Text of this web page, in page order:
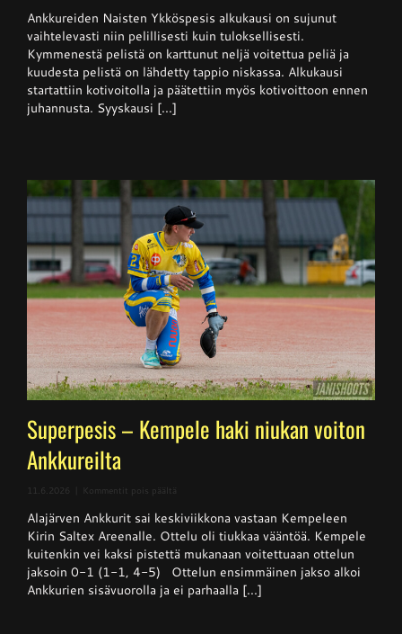
Ykköspesis:
Kangerteleva
kevätkausi
Ankkureiden Naisten Ykköspesis alkukausi on sujunut
vaihtelevasti niin pelillisesti kuin tuloksellisesti.
Kymmenestä pelistä on karttunut neljä voitettua peliä ja
kuudesta pelistä on lähdetty tappio niskassa. Alkukausi
startattiin kotivoitolla ja päätettiin myös kotivoittoon ennen
juhannusta. Syyskausi [...]
Superpesis – Kempele haki niukan voiton
Ankkureilta
11.6.2026 Kommentit pois päältä
–
Kempele
haki
niukan
voiton
Ankkureilta
Alajärven Ankkurit sai keskiviikkona vastaan Kempeleen
Kirin Saltex Areenalle. Ottelu oli tiukkaa vääntöä. Kempele
kuitenkin vei kaksi pistettä mukanaan voitettuaan ottelun
jaksoin 0-1 (1-1, 4-5) Ottelun ensimmäinen jakso alkoi
Ankkurien sisävuorolla ja ei parhaalla [...]